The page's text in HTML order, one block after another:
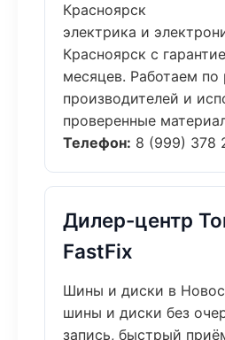
Красноярск
электрика и
Красноярск с
месяцев. Работаем по
производителей и
проверенные
Телефон: 8 (999) 378
Дилер-центр
FastFix
Шины и диски в
шины и диски без
запись, быстрый